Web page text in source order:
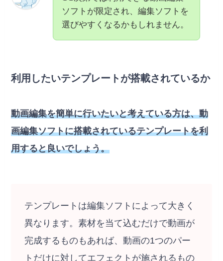
ソフトが限定され、編集ソフトを
選びやすくなるかもしれません。
利用したいテンプレートが搭載されているか
動画編集を簡単に行いたいと考えている方は、動
画編集ソフトに搭載されているテンプレートを利
用すると良いでしょう。
テンプレートは編集ソフトによって大きく
異なります。素材を当て込むだけで動画が
完成するものもあれば、動画の1つのパー
トだけに対してエフェクトが施されるもの